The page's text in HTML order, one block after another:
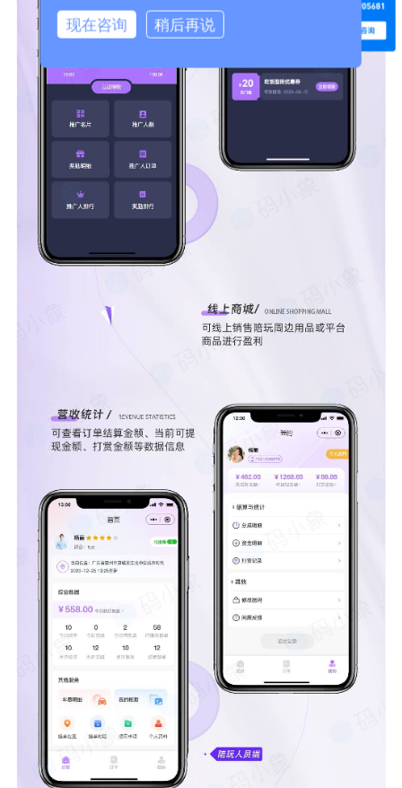
现在咨询 稍后再说